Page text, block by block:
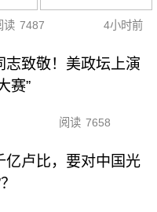
读 7487 4小时前
志致敬！美政坛上演
赛”
阅读 7658
亿卢比，要对中国光